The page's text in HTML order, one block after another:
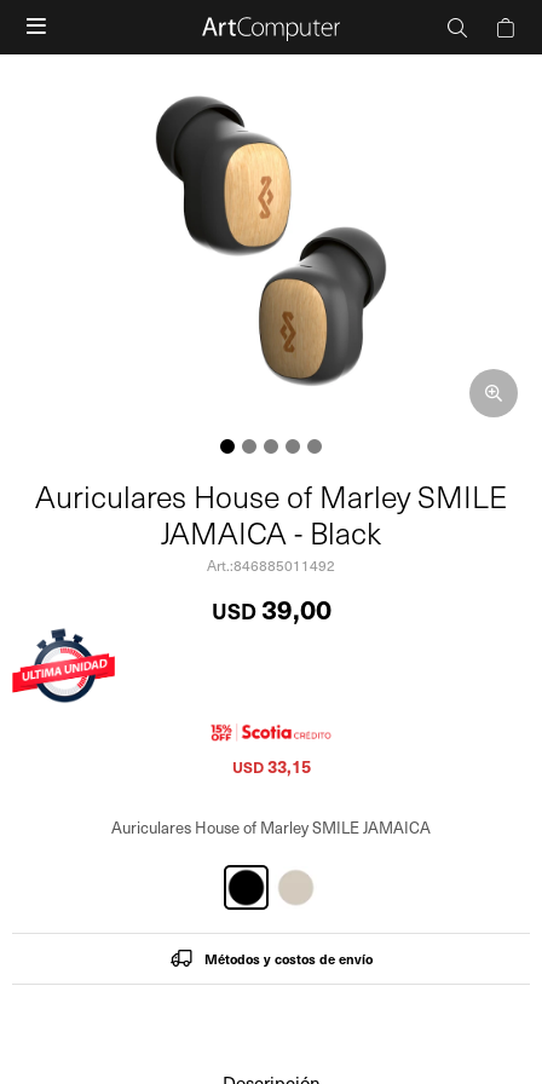

Auriculares House of Marley SMILE
JAMAICA - Black
846885011492
USD 39,00
USD33,15
Auriculares House of Marley SMILE JAMAICA
Métodos y costos de envío